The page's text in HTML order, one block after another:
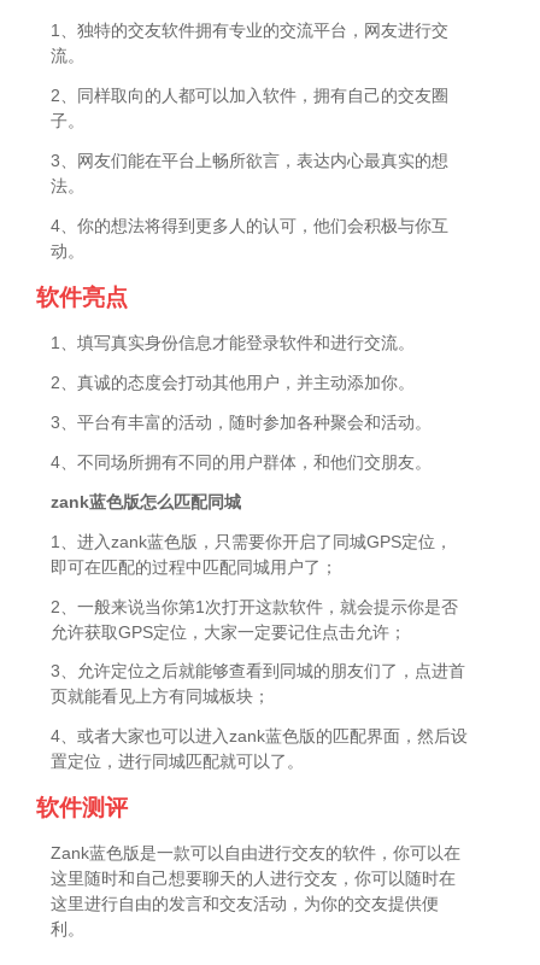
1、独特的交友软件拥有专业的交流平台，网友进行交
流。
2、同样取向的人都可以加入软件，拥有自己的交友圈
子。
3、网友们能在平台上畅所欲言，表达内心最真实的想
法。
4、你的想法将得到更多人的认可，他们会积极与你互
动。
软件亮点
1、填写真实身份信息才能登录软件和进行交流。
2、真诚的态度会打动其他用户，并主动添加你。
3、平台有丰富的活动，随时参加各种聚会和活动。
4、不同场所拥有不同的用户群体，和他们交朋友。
zank蓝色版怎么匹配同城
1、进入zank蓝色版，只需要你开启了同城GPS定位，
即可在匹配的过程中匹配同城用户了；
2、一般来说当你第1次打开这款软件，就会提示你是否
允许获取GPS定位，大家一定要记住点击允许；
3、允许定位之后就能够查看到同城的朋友们了，点进首
页就能看见上方有同城板块；
4、或者大家也可以进入zank蓝色版的匹配界面，然后设
置定位，进行同城匹配就可以了。
软件测评
Zank蓝色版是一款可以自由进行交友的软件，你可以在
这里随时和自己想要聊天的人进行交友，你可以随时在
这里进行自由的发言和交友活动，为你的交友提供便
利。